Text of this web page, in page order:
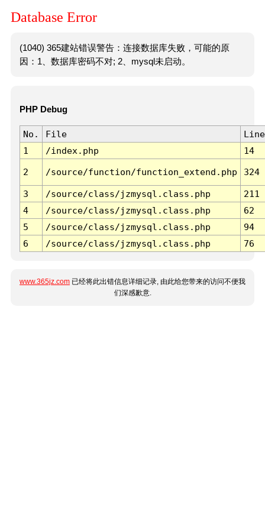
Database Error
(1040) 365建站错误警告：连接数据库失败，可能的原
因：1、数据库密码不对; 2、mysql未启动。
PHP Debug
No. File
Line
1
/index.php 14
2 /source/function/function_extend.php 324
3 /source/class/jzmysql.class.php
211
4
/source/class/jzmysql.class.php
62
5
/source/class/jzmysql.class.php
94
6
/source/class/jzmysql.class.php 76
www.365jz.com 已经将此出错信息详细记录, 由此给您带来的访问不便我
们深感歉意.